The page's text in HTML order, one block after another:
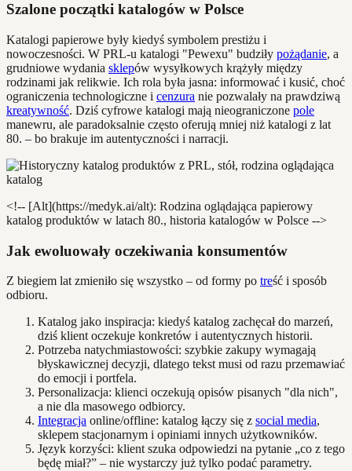
Szalone początki katalogów w Polsce
Katalogi papierowe były kiedyś symbolem prestiżu i
nowoczesności. W PRL-u katalogi "Pewexu" budziły pożądanie, a
grudniowe wydania sklepów wysyłkowych krążyły między
rodzinami jak relikwie. Ich rola była jasna: informować i kusić, choć
ograniczenia technologiczne i cenzura nie pozwalały na prawdziwą
kreatywność. Dziś cyfrowe katalogi mają nieograniczone pole
manewru, ale paradoksalnie często oferują mniej niż katalogi z lat
80. – bo brakuje im autentyczności i narracji.
<!-- [Alt](https://medyk.ai/alt): Rodzina oglądająca papierowy
katalog produktów w latach 80., historia katalogów w Polsce -->
Jak ewoluowały oczekiwania konsumentów
Z biegiem lat zmieniło się wszystko – od formy po treść i sposób
odbioru.
Katalog jako inspiracja: kiedyś katalog zachęcał do marzeń,
dziś klient oczekuje konkretów i autentycznych historii.
Potrzeba natychmiastowości: szybkie zakupy wymagają
błyskawicznej decyzji, dlatego tekst musi od razu przemawiać
do emocji i portfela.
Personalizacja: klienci oczekują opisów pisanych "dla nich",
a nie dla masowego odbiorcy.
Integracja online/offline: katalog łączy się z social media,
sklepem stacjonarnym i opiniami innych użytkowników.
Język korzyści: klient szuka odpowiedzi na pytanie „co z tego
będę miał?” – nie wystarczy już tylko podać parametry.